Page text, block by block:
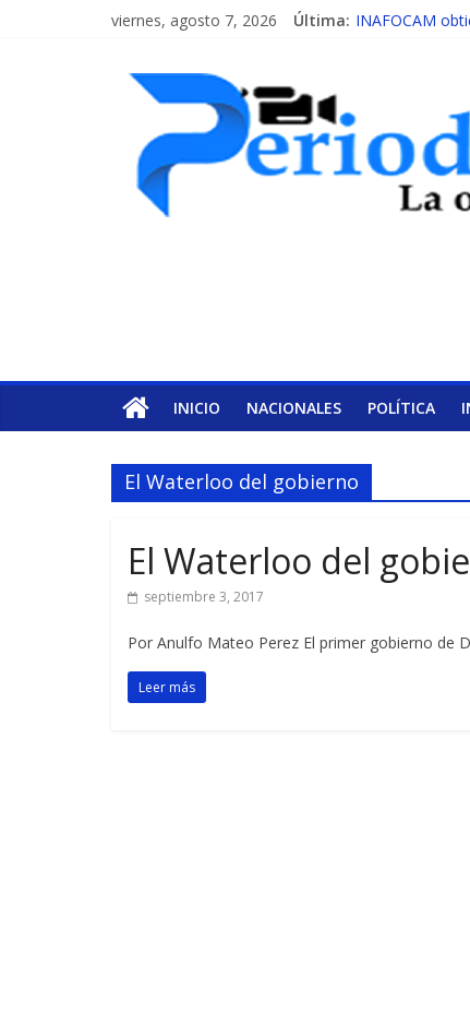
viernes, agosto 7, 2026 Última: INAFOCAM
MESCyT
INICIO NACIONALES POLÍTICA
El Waterloo del gobierno
El Waterloo del
septiembre 3, 2017
Por Anulfo Mateo Perez El primer gobierno de
Leer más